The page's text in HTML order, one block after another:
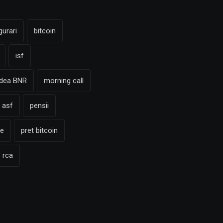
bitcoin
isf
BNR morning call
asf pensii
pret bitcoin
rca